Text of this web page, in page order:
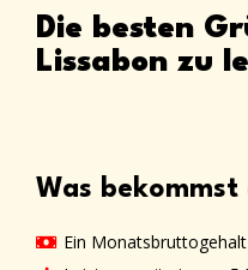
Die besten
Lissabon zu
Was bekommst
Ein